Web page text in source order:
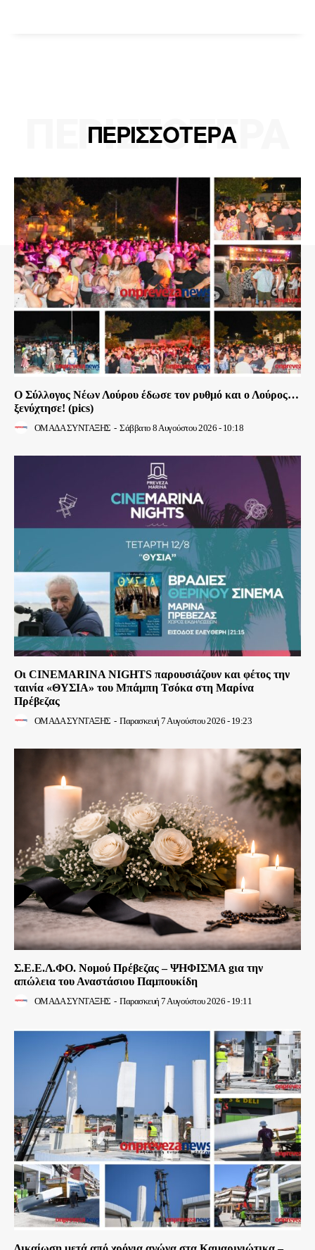
ΠΕΡΙΣΣΟΤΕΡΑ
ΠΕΡΙΣΣΟΤΕΡΑ
Ο Σύλλογος Νέων Λούρου έδωσε τον ρυθμό και ο Λούρος…
ξενύχτησε! (pics)
ΟΜΑΔΑ ΣΥΝΤΑΞΗΣ - Σάββατο 8 Αυγούστου 2026 - 10:18
Οι CINEMARINA NIGHTS παρουσιάζουν και φέτος την
ταινία «ΘΥΣΙΑ» του Μπάμπη Τσόκα στη Μαρίνα
Πρέβεζας
ΟΜΑΔΑ ΣΥΝΤΑΞΗΣ - Παρασκευή 7 Αυγούστου 2026 - 19:23
Σ.Ε.Ε.Λ.ΦΟ. Νομού Πρέβεζας – ΨΗΦΙΣΜΑ gια την
απώλεια του Αναστάσιου Παμπουκίδη
ΟΜΑΔΑ ΣΥΝΤΑΞΗΣ - Παρασκευή 7 Αυγούστου 2026 - 19:11